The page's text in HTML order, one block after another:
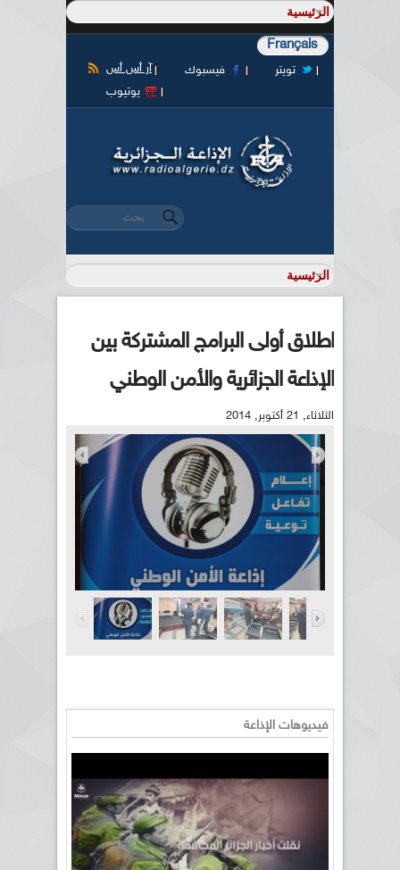
Français
آر أس أس فيسبوك
تويتر
يوتيوب
استمارة البحث
‏بحث ‏
اطلاق أولى البرامج المشتركة بين
الإذاعة الجزائرية والأمن الوطني
الثلاثاء, 21 أكتوبر, 2014
فيديوهات الإذاعة